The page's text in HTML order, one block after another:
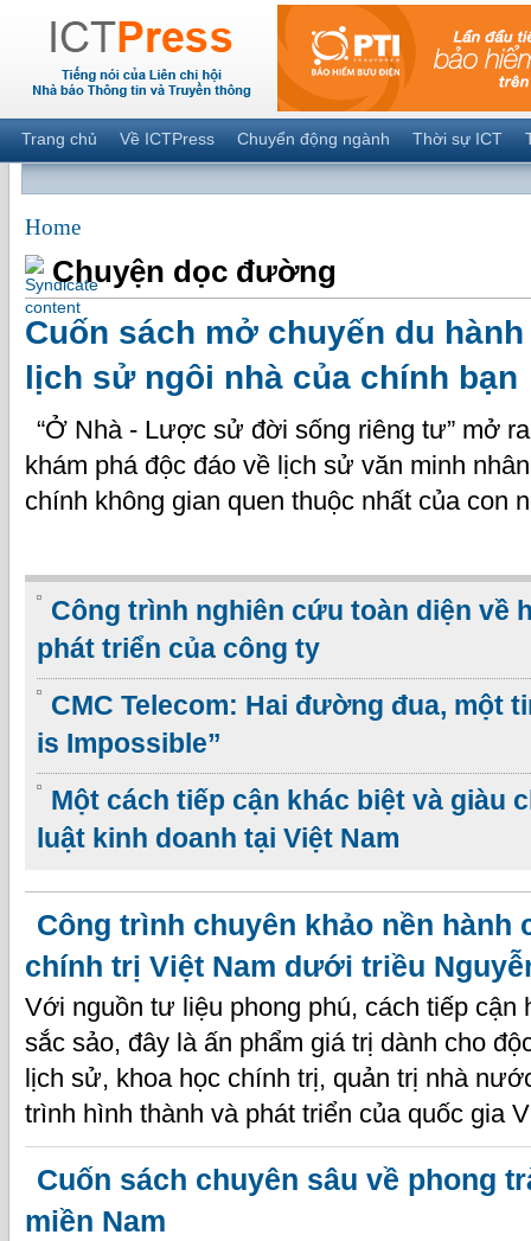
Trang chủ Về ICTPress Chuyển động ngành Thời sự ICT
Home
Chuyện dọc đường
Cuốn sách mở chuyến du
lịch sử ngôi nhà của chính bạn
“Ở Nhà - Lược sử đời sống riêng tư” mở
khám phá độc đáo về lịch sử văn minh
chính không gian quen thuộc nhất của con
Công trình nghiên cứu toàn diện về
phát triển của công ty
CMC Telecom: Hai đường đua, một
is Impossible”
Một cách tiếp cận khác biệt và giàu
luật kinh doanh tại Việt Nam
Công trình chuyên khảo nền hành
chính trị Việt Nam dưới triều
Với nguồn tư liệu phong phú, cách tiếp cận
sắc sảo, đây là ấn phẩm giá trị dành cho
lịch sử, khoa học chính trị, quản trị nhà
trình hình thành và phát triển của quốc gia
Cuốn sách chuyên sâu về phong
miền Nam